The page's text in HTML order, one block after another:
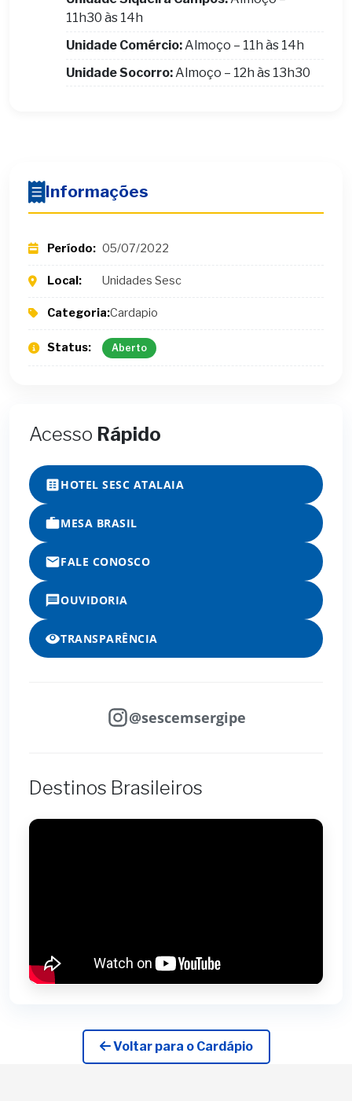
11h30 às 14h
Unidade Comércio:Almoço – 11h às 14h
Unidade Socorro: Almoço – 12h às 13h30
Informações
Período: 05/07/2022
Local: Unidades Sesc
Categoria:Cardapio
Status: Aberto
Acesso Rápido
HOTEL SESC ATALAIA
MESA BRASIL
FALE CONOSCO
OUVIDORIA
TRANSPARÊNCIA
@sescemsergipe
Destinos Brasileiros
Voltar para o Cardápio